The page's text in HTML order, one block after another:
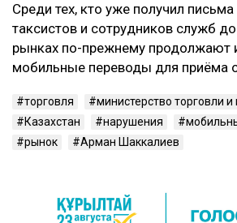
Среди тех, кто уже получил
таксистов и сотрудников служб
рынках по-прежнему продолжают
мобильные переводы для приёма
торговля
министерство торговли и
Казахстан
нарушения
рынок
Арман Шаккалиев